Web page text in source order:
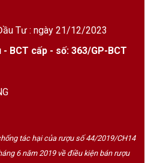
Tư : ngày 21/12/2023
BCT cấp - số: 363/GP-BCT
tác hại của rượu số 44/2019/CH14
6 năm 2019 về điều kiện bán rượu